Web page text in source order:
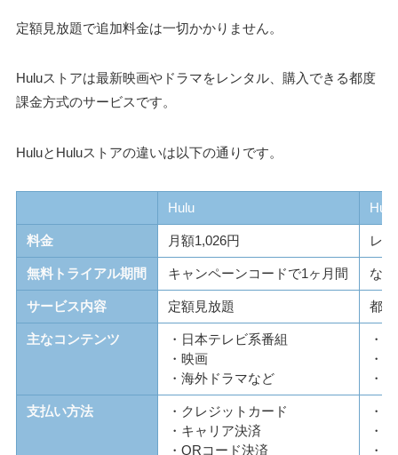
定額見放題で追加料金は一切かかりません。
Huluストアは最新映画やドラマをレンタル、購入できる都度
課金方式のサービスです。
HuluとHuluストアの違いは以下の通りです。
Hulu
料金 月額1,026円 レ
無料トライアル期間 キャンペーンコードで1ヶ月間 なし
サービス内容 定額見放題 都
主なコンテンツ
・日本テレビ系番組
・映画
・海外ドラマなど
・
・
・
支払い方法
・クレジットカード
・キャリア決済
・QRコード決済
・
・
・